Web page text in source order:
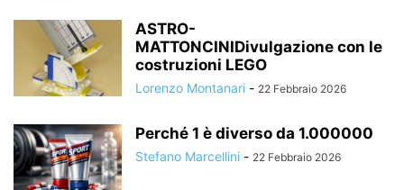
ASTRO-
MATTONCINIDivulgazione con le
costruzioni LEGO
Lorenzo Montanari - 22 Febbraio 2026
Perché 1 è diverso da 1.000000
Stefano Marcellini - 22 Febbraio 2026